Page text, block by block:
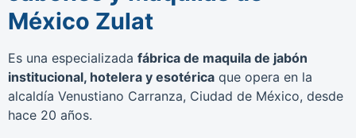
México Zulat
Es una especializada fábrica de maquila de jabón
institucional, hotelera y esotérica que opera en la
alcaldía Venustiano Carranza, Ciudad de México, desde
hace 20 años.